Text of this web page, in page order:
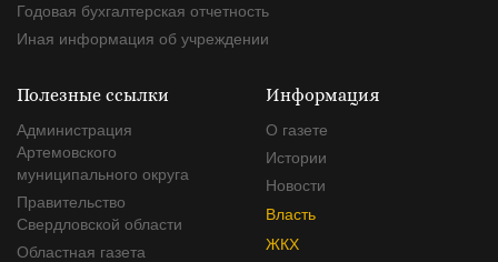
Годовая бухгалтерская отчетность
Иная информация об учреждении
Полезные ссылки
Администрация
Артемовского
муниципального округа
Правительство
Свердловской области
Областная газета
Информация
О газете
Истории
Новости
Власть
ЖКХ